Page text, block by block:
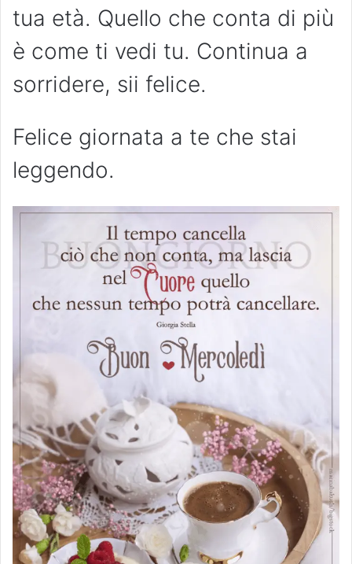
tua età. Quello che conta di più
è come ti vedi tu. Continua a
sorridere, sii felice.
Felice giornata a te che stai
leggendo.